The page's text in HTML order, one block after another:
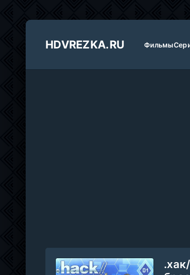
HDVREZKA.RU Фильмы